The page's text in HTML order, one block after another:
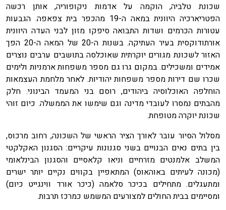
שכונת טלביה, הוקמה על אדמות ניקופוריה, אותן רכשה
הפטריארכיה היוונית במאה ה-19 מהכפר בית צפאפה. הגבעות
עטורות הכרמים ושדות התבואה סיפקו מזון לבני העדה היוונית
אורתודוקסית בעיר העתיקה. בשנות ה-20 של המאה ה-20 הפך
האזור לשכונת מגורים יוקרתית שאוכלסה בתושבים ערבים נוצרים
אמידים ומשכילים. במקום גרו גם מספר משפחות ארמניות ולימים
שכרו שם דירות מספר משפחות יהודיות. לאחר מלחמת העצמאות
הוחלפה האוכלוסיה ביהודים, רוסם בני המעמד הבינוני. חלק
מהבתים נמסרו לעובדי מדינה וגם שימשו את הממשלה. כיום זוהי
שכונת יוקרה מטופחת.
מסלול הסיור עובר לאורך הציר הראשי של השכונה, רחוב מרכוס,
בין בתים נאים הבנויים בשני סגנונות עיקריים: הסגנון האקלקטי
המשלב אלמנטים מזרחיים וניאו קלאסיים והסגנון הבינלאומי
(מכונה לעיתים באוהאוס) המתאפיין בקווים נקיים יותר ישרים
ומתעגלים. מתחילים בכיכר סלאמה (כיכר אורד ווינגייט כיום)
ומסיימים בבית החולים למצורעים המשמש כמרכז תרבות.